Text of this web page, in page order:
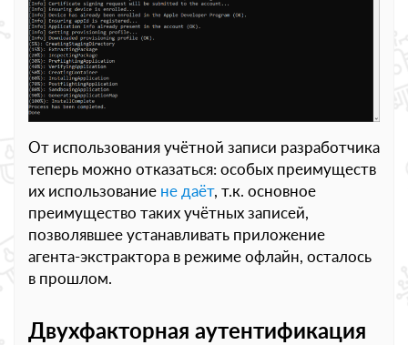
От использования учётной записи разработчика
теперь можно отказаться: особых преимуществ
их использование не даёт, т.к. основное
преимущество таких учётных записей,
позволявшее устанавливать приложение
агента-экстрактора в режиме офлайн, осталось
в прошлом.
Двухфакторная аутентификация